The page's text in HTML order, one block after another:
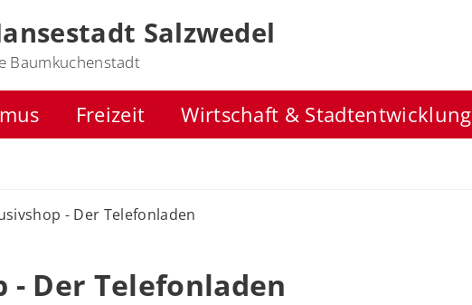
Salzwedel
Baumkuchenstadt
Freizeit Wirtschaft & Stadtentwicklung
- Der Telefonladen
- Der Telefonladen